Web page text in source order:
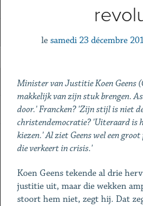
le samedi 23 décembre
Minister van Justitie Koen Geens
makkelijk van zijn stuk brengen.
door.' Francken? 'Zijn stijl is niet
christendemocratie? 'Uiteraard is
kiezen.' Al ziet Geens wel een
die verkeert in crisis.'
Koen Geens tekende al drie
justitie uit, maar die wekken
stoort hem niet, zegt hij. Dat